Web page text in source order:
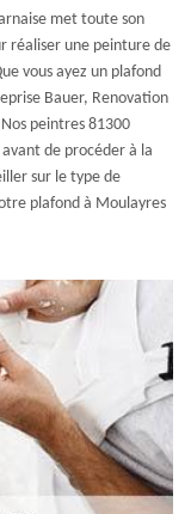
met toute son
réaliser une peinture de
vous ayez un plafond
Bauer, Renovation
peintres 81300
de procéder à la
sur le type de
plafond à Moulayres